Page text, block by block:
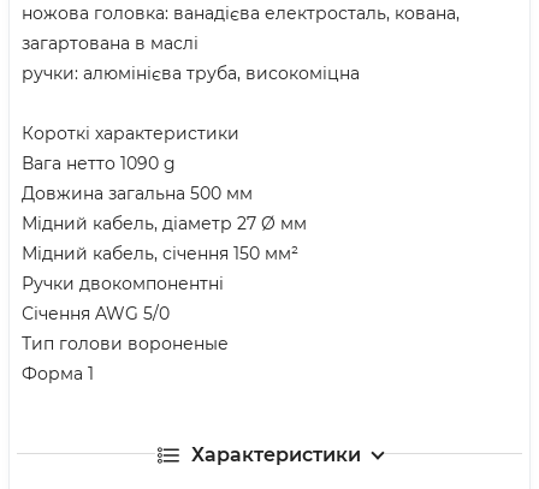
ножова головка: ванадієва електросталь, кована,
загартована в маслі
ручки: алюмінієва труба, високоміцна
Короткі характеристики
Вага нетто 1090 g
Довжина загальна 500 мм
Мідний кабель, діаметр 27 Ø мм
Мідний кабель, січення 150 мм²
Ручки двокомпонентні
Січення AWG 5/0
Тип голови вороненые
Форма 1
Характеристики